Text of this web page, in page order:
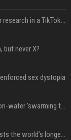
Google’s NotebookLM can sum up your research in a TikTok-style clip
but never X?
sex dystopia
Hivemind AI software carries out first on-water 'swarming test' in Taiwan mission
Denza claims its latest Z9S model boasts the world’s longest electric range — allowing owners to drive from New York to Detroit without a stop